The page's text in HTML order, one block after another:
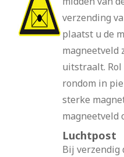
verzending
plaatst u de
magneetveld
uitstraalt.
rondom in
sterke
magneetveld
Luchtpost
Bij verzendig